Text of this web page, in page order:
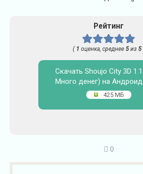
Рейтинг
( 1 оценка, среднее 5из 5
Скачать Shoujo City 3D
Много денег) на Андроид
425 МБ
0